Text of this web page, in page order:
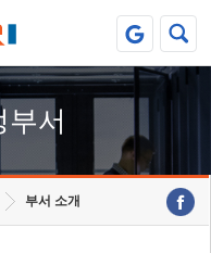
부서
부서 소개